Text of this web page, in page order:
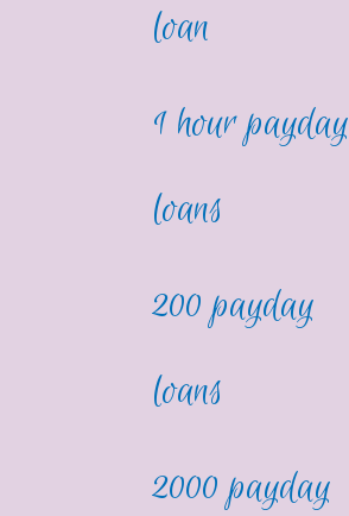
loan
1 hour payday
loans
200 payday
loans
2000 payday